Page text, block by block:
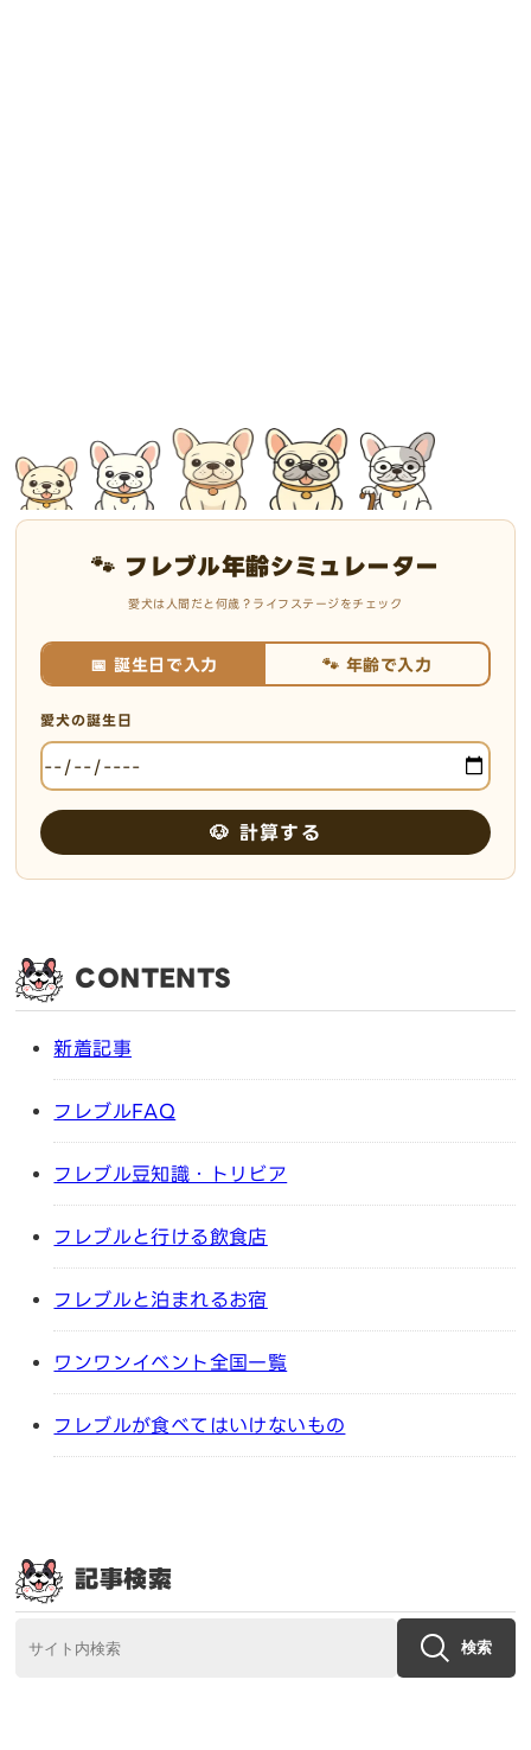
🐾 フレブル年齢シミュレーター
愛犬は人間だと何歳？ライフステージをチェック
📅 誕生日で入力 🐾 年齢で入力
愛犬の誕生日
🐶 計算する
CONTENTS
新着記事
フレブルFAQ
フレブル豆知識・トリビア
フレブルと行ける飲食店
フレブルと泊まれるお宿
ワンワンイベント全国一覧
フレブルが食べてはいけないもの
記事検索
検索